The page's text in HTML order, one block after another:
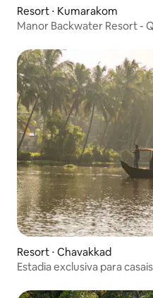
Resort ⋅ Kumarakom
Manor Backwater Resort -
Resort ⋅ Chavakkad
Estadia exclusiva para